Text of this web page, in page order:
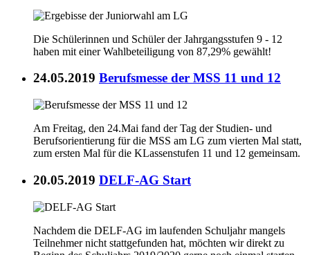
Die Schülerinnen und Schüler der Jahrgangsstufen 9 - 12
haben mit einer Wahlbeteiligung von 87,29% gewählt!
24.05.2019 Berufsmesse der MSS 11 und 12
Am Freitag, den 24.Mai fand der Tag der Studien- und
Berufsorientierung für die MSS am LG zum vierten Mal statt,
zum ersten Mal für die KLassenstufen 11 und 12 gemeinsam.
20.05.2019 DELF-AG Start
Nachdem die DELF-AG im laufenden Schuljahr mangels
Teilnehmer nicht stattgefunden hat, möchten wir direkt zu